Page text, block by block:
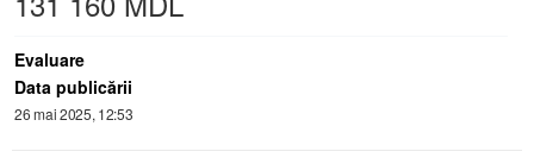
Evaluare
Data publicării
26 mai 2025, 12:53